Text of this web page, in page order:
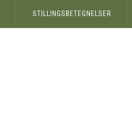
STILLINGSBETEGNELSER